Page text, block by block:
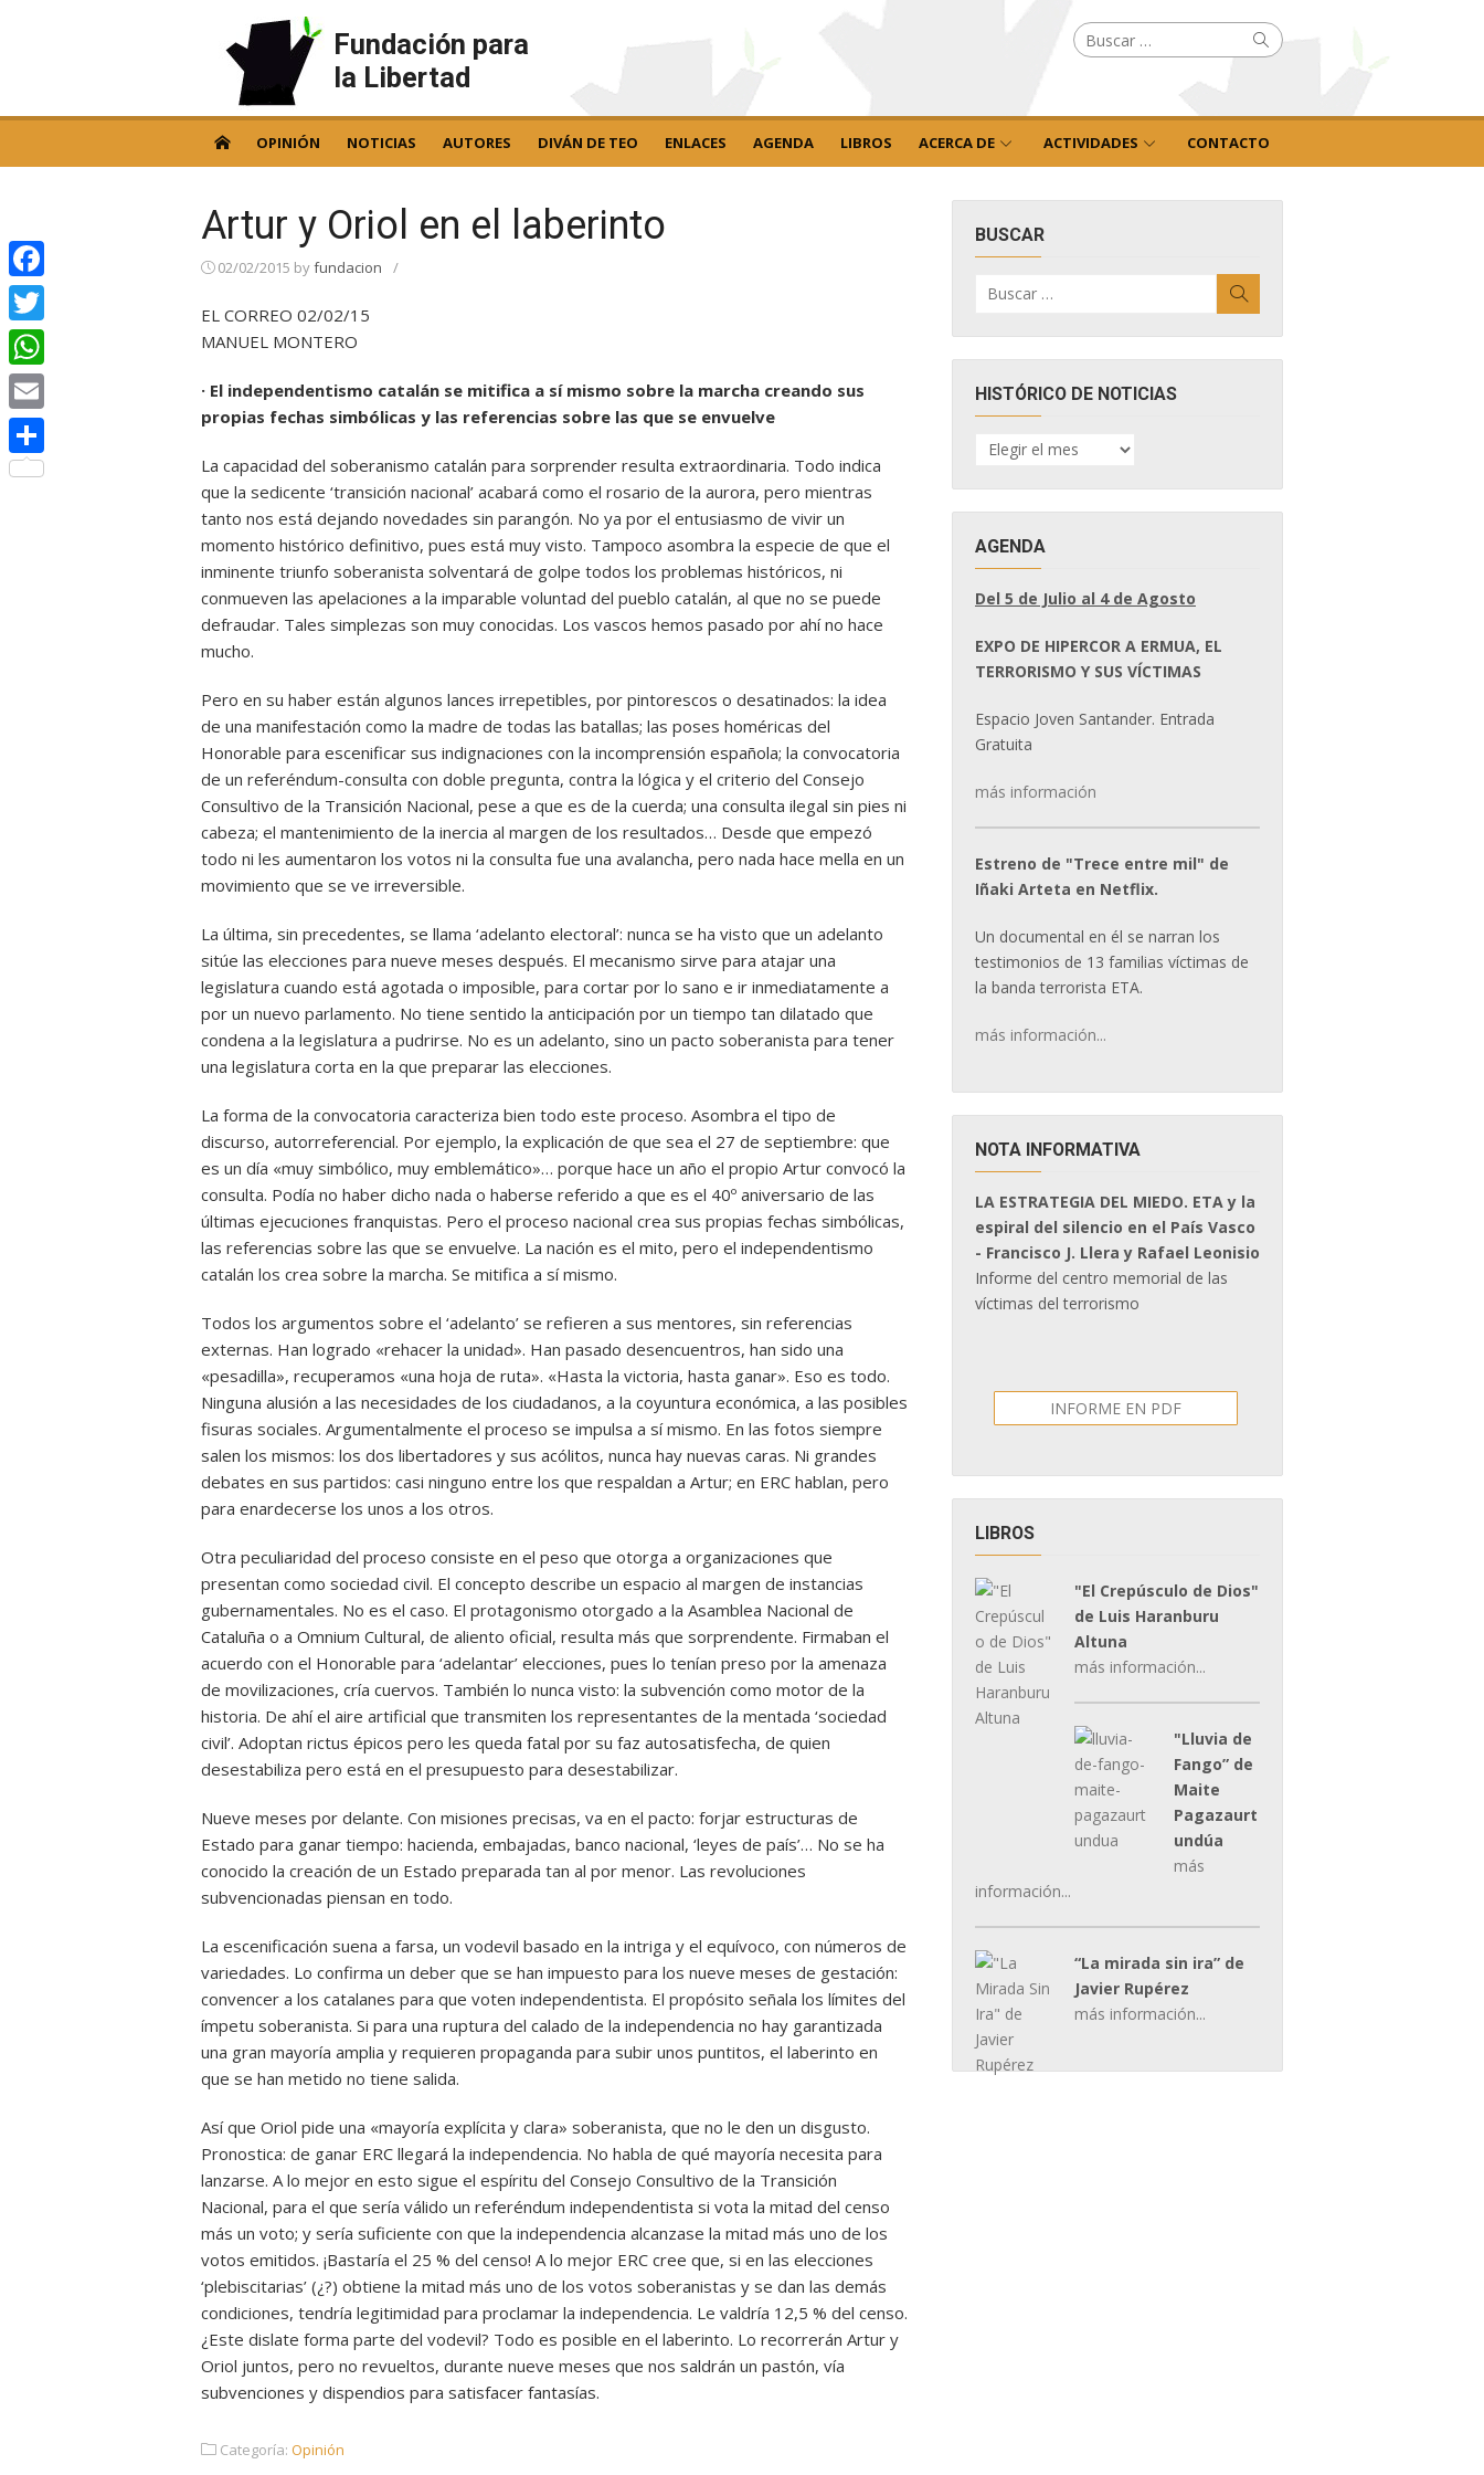
Fundación para
la Libertad
Buscar
por: Buscar
OPINIÓN NOTICIAS AUTORES DIVÁN DE TEO ENLACES AGENDA LIBROS ACERCA DE ACTIVIDADES CONTACTO
Artur y Oriol en el laberinto
02/02/2015 byfundacion /
EL CORREO 02/02/15
MANUEL MONTERO
· El independentismo catalán se mitifica a sí mismo sobre la marcha creando sus
propias fechas simbólicas y las referencias sobre las que se envuelve
La capacidad del soberanismo catalán para sorprender resulta extraordinaria. Todo indica
que la sedicente ‘transición nacional’ acabará como el rosario de la aurora, pero mientras
tanto nos está dejando novedades sin parangón. No ya por el entusiasmo de vivir un
momento histórico definitivo, pues está muy visto. Tampoco asombra la especie de que el
inminente triunfo soberanista solventará de golpe todos los problemas históricos, ni
conmueven las apelaciones a la imparable voluntad del pueblo catalán, al que no se puede
defraudar. Tales simplezas son muy conocidas. Los vascos hemos pasado por ahí no hace
mucho.
Pero en su haber están algunos lances irrepetibles, por pintorescos o desatinados: la idea
de una manifestación como la madre de todas las batallas; las poses homéricas del
Honorable para escenificar sus indignaciones con la incomprensión española; la convocatoria
de un referéndum-consulta con doble pregunta, contra la lógica y el criterio del Consejo
Consultivo de la Transición Nacional, pese a que es de la cuerda; una consulta ilegal sin pies ni
cabeza; el mantenimiento de la inercia al margen de los resultados… Desde que empezó
todo ni les aumentaron los votos ni la consulta fue una avalancha, pero nada hace mella en un
movimiento que se ve irreversible.
La última, sin precedentes, se llama ‘adelanto electoral’: nunca se ha visto que un adelanto
sitúe las elecciones para nueve meses después. El mecanismo sirve para atajar una
legislatura cuando está agotada o imposible, para cortar por lo sano e ir inmediatamente a
por un nuevo parlamento. No tiene sentido la anticipación por un tiempo tan dilatado que
condena a la legislatura a pudrirse. No es un adelanto, sino un pacto soberanista para tener
una legislatura corta en la que preparar las elecciones.
La forma de la convocatoria caracteriza bien todo este proceso. Asombra el tipo de
discurso, autorreferencial. Por ejemplo, la explicación de que sea el 27 de septiembre: que
es un día «muy simbólico, muy emblemático»… porque hace un año el propio Artur convocó la
consulta. Podía no haber dicho nada o haberse referido a que es el 40º aniversario de las
últimas ejecuciones franquistas. Pero el proceso nacional crea sus propias fechas simbólicas,
las referencias sobre las que se envuelve. La nación es el mito, pero el independentismo
catalán los crea sobre la marcha. Se mitifica a sí mismo.
Todos los argumentos sobre el ‘adelanto’ se refieren a sus mentores, sin referencias
externas. Han logrado «rehacer la unidad». Han pasado desencuentros, han sido una
«pesadilla», recuperamos «una hoja de ruta». «Hasta la victoria, hasta ganar». Eso es todo.
Ninguna alusión a las necesidades de los ciudadanos, a la coyuntura económica, a las posibles
fisuras sociales. Argumentalmente el proceso se impulsa a sí mismo. En las fotos siempre
salen los mismos: los dos libertadores y sus acólitos, nunca hay nuevas caras. Ni grandes
debates en sus partidos: casi ninguno entre los que respaldan a Artur; en ERC hablan, pero
para enardecerse los unos a los otros.
Otra peculiaridad del proceso consiste en el peso que otorga a organizaciones que
presentan como sociedad civil. El concepto describe un espacio al margen de instancias
gubernamentales. No es el caso. El protagonismo otorgado a la Asamblea Nacional de
Cataluña o a Omnium Cultural, de aliento oficial, resulta más que sorprendente. Firmaban el
acuerdo con el Honorable para ‘adelantar’ elecciones, pues lo tenían preso por la amenaza
de movilizaciones, cría cuervos. También lo nunca visto: la subvención como motor de la
historia. De ahí el aire artificial que transmiten los representantes de la mentada ‘sociedad
civil’. Adoptan rictus épicos pero les queda fatal por su faz autosatisfecha, de quien
desestabiliza pero está en el presupuesto para desestabilizar.
Nueve meses por delante. Con misiones precisas, va en el pacto: forjar estructuras de
Estado para ganar tiempo: hacienda, embajadas, banco nacional, ‘leyes de país’… No se ha
conocido la creación de un Estado preparada tan al por menor. Las revoluciones
subvencionadas piensan en todo.
La escenificación suena a farsa, un vodevil basado en la intriga y el equívoco, con números de
variedades. Lo confirma un deber que se han impuesto para los nueve meses de gestación:
convencer a los catalanes para que voten independentista. El propósito señala los límites del
ímpetu soberanista. Si para una ruptura del calado de la independencia no hay garantizada
una gran mayoría amplia y requieren propaganda para subir unos puntitos, el laberinto en
que se han metido no tiene salida.
Así que Oriol pide una «mayoría explícita y clara» soberanista, que no le den un disgusto.
Pronostica: de ganar ERC llegará la independencia. No habla de qué mayoría necesita para
lanzarse. A lo mejor en esto sigue el espíritu del Consejo Consultivo de la Transición
Nacional, para el que sería válido un referéndum independentista si vota la mitad del censo
más un voto; y sería suficiente con que la independencia alcanzase la mitad más uno de los
votos emitidos. ¡Bastaría el 25 % del censo! A lo mejor ERC cree que, si en las elecciones
‘plebiscitarias’ (¿?) obtiene la mitad más uno de los votos soberanistas y se dan las demás
condiciones, tendría legitimidad para proclamar la independencia. Le valdría 12,5 % del censo.
¿Este dislate forma parte del vodevil? Todo es posible en el laberinto. Lo recorrerán Artur y
Oriol juntos, pero no revueltos, durante nueve meses que nos saldrán un pastón, vía
subvenciones y dispendios para satisfacer fantasías.
Categoría: Opinión
BUSCAR
por:
HISTÓRICO DE NOTICIAS
HISTÓRICO
DE
AGENDA
Del 5 de Julio al 4 de Agosto
EXPO DE HIPERCOR A ERMUA, EL
TERRORISMO Y SUS VÍCTIMAS
Espacio Joven Santander. Entrada
Gratuita
más información
Estreno de "Trece entre mil" de
Iñaki Arteta en Netflix.
Un documental en él se narran los
testimonios de 13 familias víctimas de
la banda terrorista ETA.
más información...
NOTA INFORMATIVA
LA ESTRATEGIA DEL MIEDO. ETA y la
espiral del silencio en el País Vasco
- Francisco J. Llera y Rafael Leonisio
Informe del centro memorial de las
víctimas del terrorismo
INFORME EN PDF
LIBROS
"El Crepúsculo de Dios"
de Luis Haranburu
Altuna
más información...
"Lluvia de
Fango” de
Maite
Pagazaurt
undúa
más
información...
“La mirada sin ira” de
Javier Rupérez
más información...
Facebook
Twitter
WhatsApp
Email
Compartir